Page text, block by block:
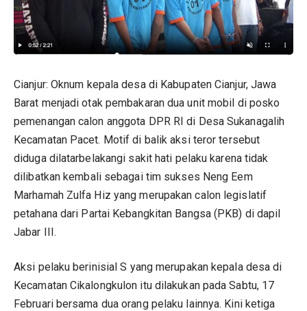
Cianjur: Oknum kepala desadi Kabupaten Cianjur, Jawa
Barat menjadi otak pembakaran dua unit mobil di posko
pemenangan calon anggota DPR RI di Desa Sukanagalih
Kecamatan Pacet. Motif di balik aksi teror tersebut
diduga dilatarbelakangi sakit hati pelaku karena tidak
dilibatkan kembali sebagai tim sukses Neng Eem
Marhamah Zulfa Hiz yang merupakan calon legislatif
petahana dari Partai Kebangkitan Bangsa(PKB) di dapil
Jabar III.
Aksi pelaku berinisial S yang merupakan kepala desa di
Kecamatan Cikalongkulon itu dilakukan pada Sabtu, 17
Februari bersama dua orang pelaku lainnya. Kini ketiga